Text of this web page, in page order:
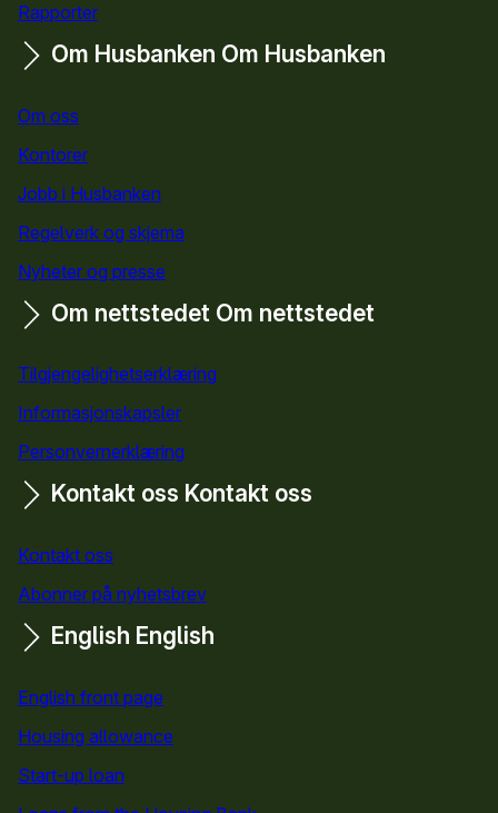
Rapporter
Om Husbanken Om Husbanken
Om oss
Kontorer
Jobb i Husbanken
Regelverk og skjema
Nyheter og presse
Om nettstedet Om nettstedet
Tilgjengelighetserklæring
Informasjonskapsler
Personvernerklæring
Kontakt oss Kontakt oss
Kontakt oss
Abonner på nyhetsbrev
English English
English front page
Housing allowance
Start-up loan